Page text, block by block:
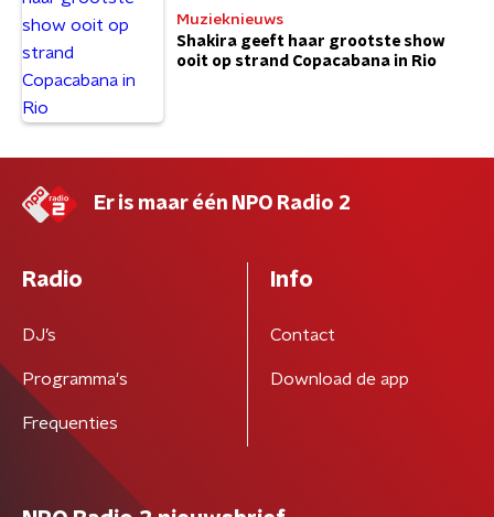
Muzieknieuws
Shakira geeft haar grootste show
ooit op strand Copacabana in Rio
Er is maar één NPO Radio 2
Radio
DJ’s
Programma's
Frequenties
Info
Contact
Download de app